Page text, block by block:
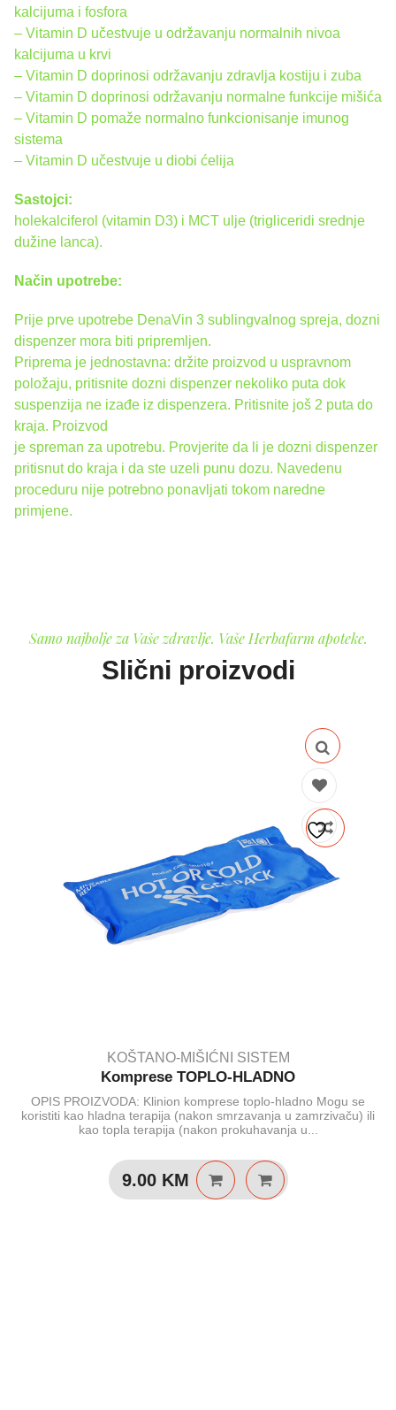
kalcijuma i fosfora
– Vitamin D učestvuje u održavanju normalnih nivoa
kalcijuma u krvi
– Vitamin D doprinosi održavanju zdravlja kostiju i zuba
– Vitamin D doprinosi održavanju normalne funkcije mišića
– Vitamin D pomaže normalno funkcionisanje imunog
sistema
– Vitamin D učestvuje u diobi ćelija
Sastojci:
holekalciferol (vitamin D3) i MCT ulje (trigliceridi srednje
dužine lanca).
Način upotrebe:
Prije prve upotrebe DenaVin 3 sublingvalnog spreja, dozni
dispenzer mora biti pripremljen.
Priprema je jednostavna: držite proizvod u uspravnom
položaju, pritisnite dozni dispenzer nekoliko puta dok
suspenzija ne izađe iz dispenzera. Pritisnite još 2 puta do
kraja. Proizvod
je spreman za upotrebu. Provjerite da li je dozni dispenzer
pritisnut do kraja i da ste uzeli punu dozu. Navedenu
proceduru nije potrebno ponavljati tokom naredne
primjene.
Samo najbolje za Vaše zdravlje. Vaše Herbafarm apoteke.
Slični proizvodi
KOŠTANO-MIŠIĆNI SISTEM
Komprese TOPLO-HLADNO
OPIS PROIZVODA: Klinion komprese toplo-hladno Mogu se
koristiti kao hladna terapija (nakon smrzavanja u zamrzivaču) ili
kao topla terapija (nakon prokuhavanja u...
9.00 KM